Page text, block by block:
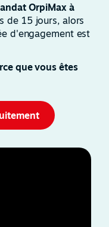
OrpiMax à
de 15 jours, alors
d'engagement est
que vous êtes